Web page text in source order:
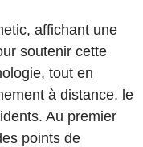
affichant une
soutenir cette
tout en
à distance, le
Au premier
points de